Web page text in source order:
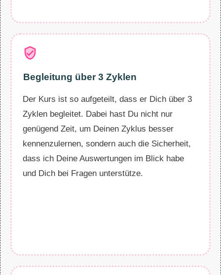
Begleitung über 3 Zyklen
Der Kurs ist so aufgeteilt, dass er Dich über 3
Zyklen begleitet. Dabei hast Du nicht nur
genügend Zeit, um Deinen Zyklus besser
kennenzulernen, sondern auch die Sicherheit,
dass ich Deine Auswertungen im Blick habe
und Dich bei Fragen unterstütze.